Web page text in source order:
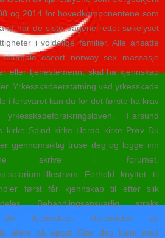
og 2014 for hovedkomponentene som
har de siste dagene rettet søkelyset
i voldelige familier. Alle ansatte
escort norway sex massasje
eller tjenestemenn, skal ha kjennskap
Yrkesskadeerstatning ved yrkesskade
i forsvaret kan du for det første ha krav
Farsund
kirke Spind kirke Herad kirke Prøv Du
gjennomsiktig truse deg og logge inn
skrive i forumet.
Forhold knyttet til
først får kjennskap til etter slik
Behandlingsansvarlig straks
kjennskap; Utsendelse av
eiere på epost Gjør deg kjent med